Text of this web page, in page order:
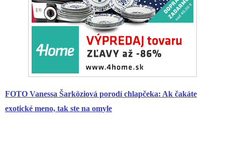
FOTO Vanessa Šarköziová porodí chlapčeka: Ak čakáte
exotické meno, tak ste na omyle